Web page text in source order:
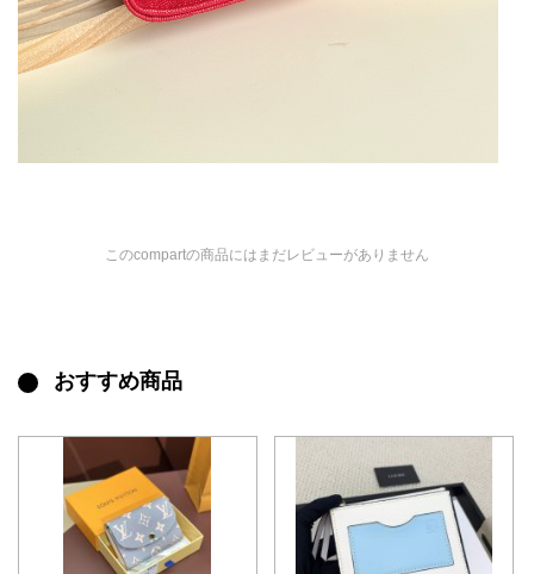
このcompartの商品にはまだレビューがありません
おすすめ商品